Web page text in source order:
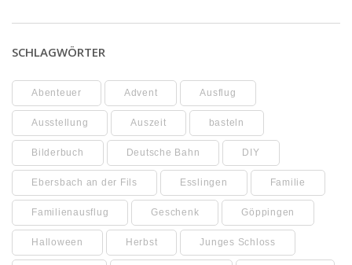
SCHLAGWÖRTER
Abenteuer Advent Ausflug
Ausstellung Auszeit basteln
Bilderbuch Deutsche Bahn DIY
Ebersbach an der Fils Esslingen Familie
Familienausflug Geschenk Göppingen
Halloween Herbst Junges Schloss